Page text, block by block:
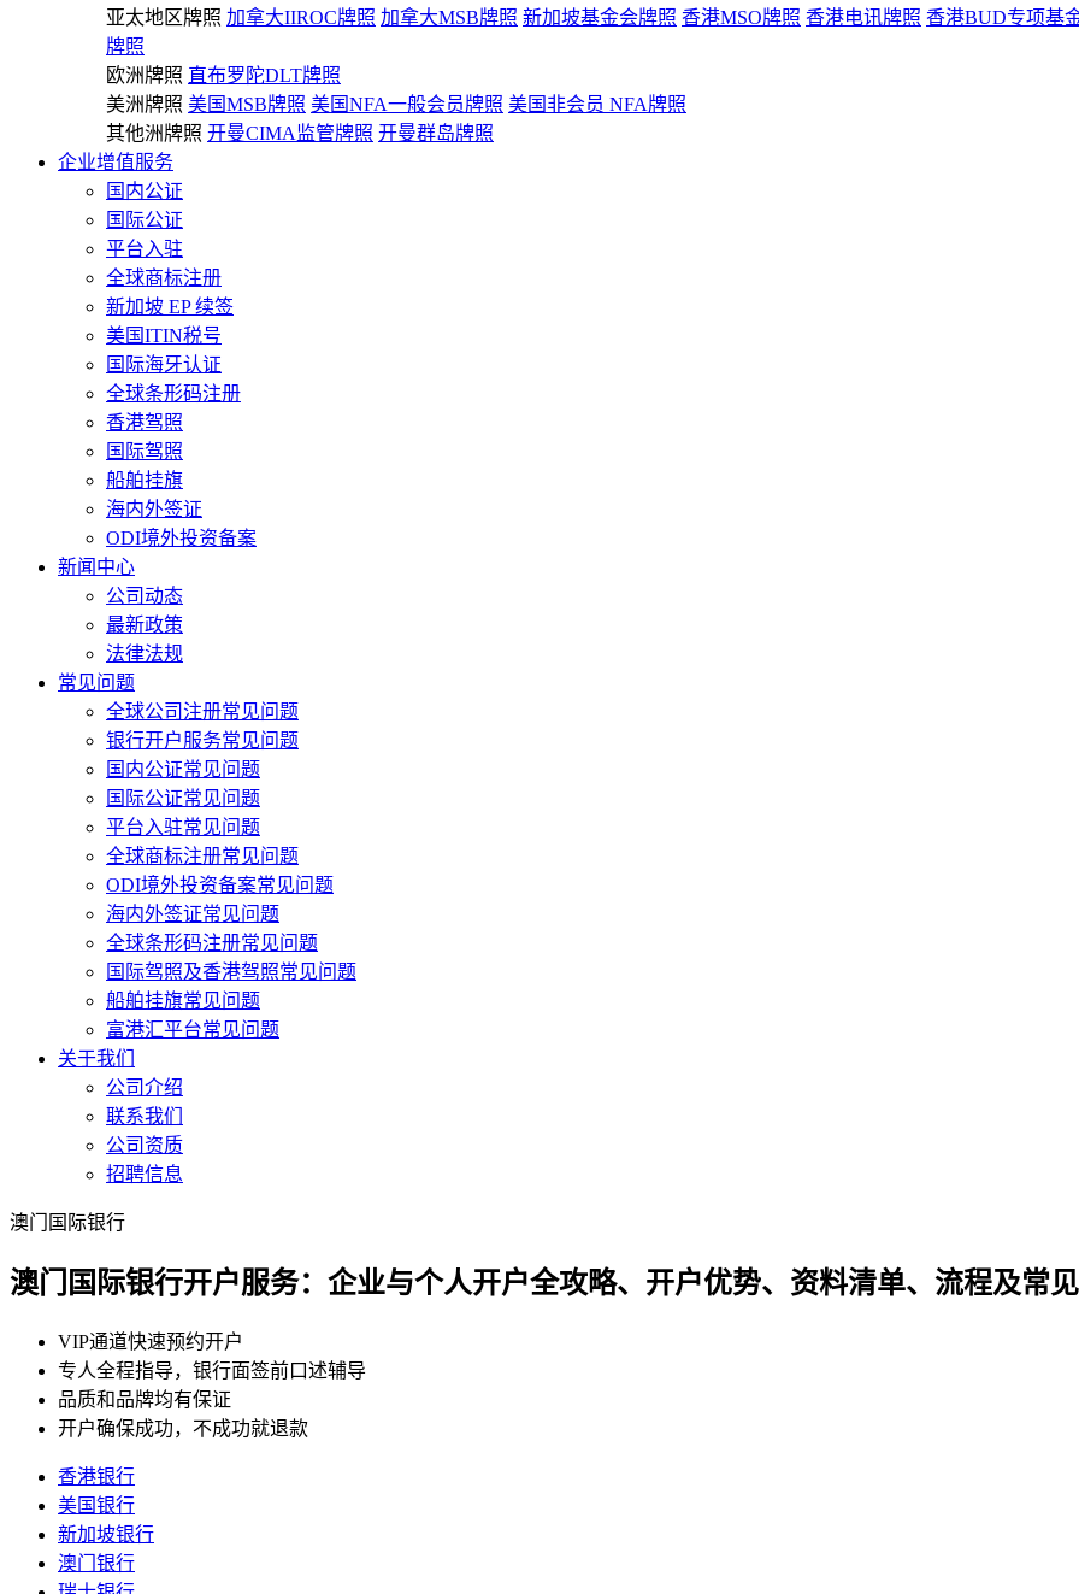
亚太地区牌照 加拿大IIROC牌照 加拿大MSB牌照 新加坡基金会牌照 香港MSO牌照 香港电讯牌照 香港BUD专项基
牌照
欧洲牌照 直布罗陀DLT牌照
美洲牌照 美国MSB牌照 美国NFA一般会员牌照 美国非会员 NFA牌照
其他洲牌照 开曼CIMA监管牌照 开曼群岛牌照
企业增值服务
国内公证
国际公证
平台入驻
全球商标注册
新加坡 EP 续签
美国ITIN税号
国际海牙认证
全球条形码注册
香港驾照
国际驾照
船舶挂旗
海内外签证
ODI境外投资备案
新闻中心
公司动态
最新政策
法律法规
常见问题
全球公司注册常见问题
银行开户服务常见问题
国内公证常见问题
国际公证常见问题
平台入驻常见问题
全球商标注册常见问题
ODI境外投资备案常见问题
海内外签证常见问题
全球条形码注册常见问题
国际驾照及香港驾照常见问题
船舶挂旗常见问题
富港汇平台常见问题
关于我们
公司介绍
联系我们
公司资质
招聘信息
澳门国际银行
澳门国际银行开户服务：企业与个人开户全攻略、开户优势、资料清单、流程及常
VIP通道快速预约开户
专人全程指导，银行面签前口述辅导
品质和品牌均有保证
开户确保成功，不成功就退款
香港银行
美国银行
新加坡银行
澳门银行